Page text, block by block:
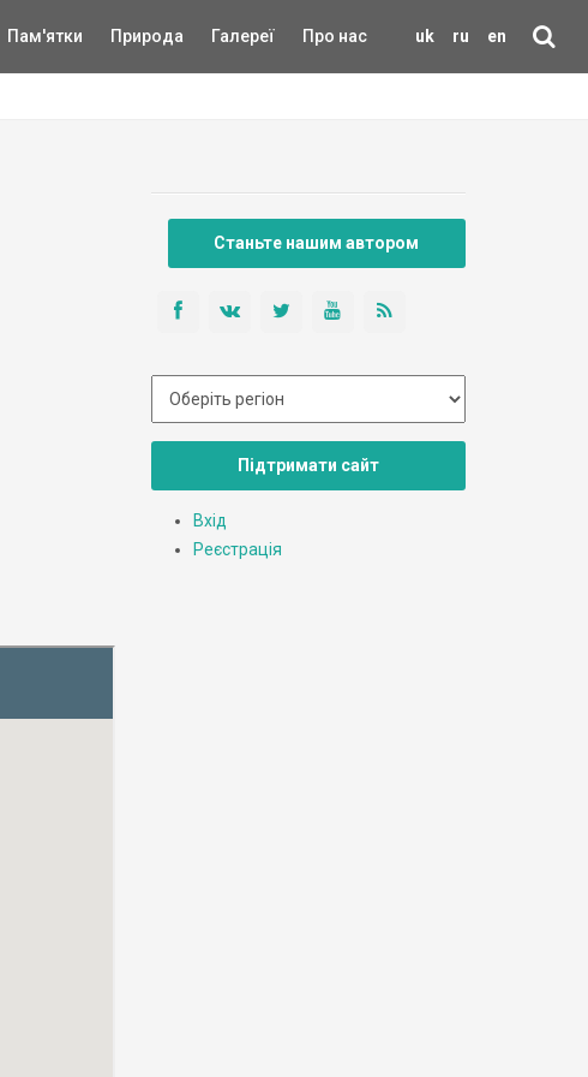
uk ru en
Пам'ятки Природа Галереї Про нас
Станьте нашим автором
Підтримати сайт
Вхід
Реєстрація